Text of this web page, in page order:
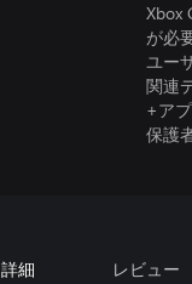
Xbox
が必
ユー
関連
+ア
保護
詳細 レビュー